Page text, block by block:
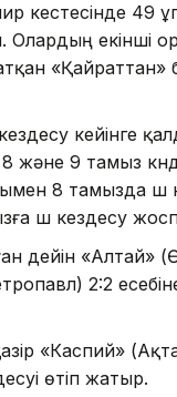
кестесінде 49
Олардың екінші
«Қайраттан»
кейінге
және 9 тамыз
8 тамызда үш
үш кездесу
дейін «Алтай»
2:2
«Каспий»
өтіп жатыр.